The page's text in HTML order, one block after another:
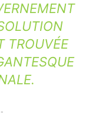
TROUVÉE